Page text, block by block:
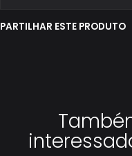
PARTILHAR ESTE PRODUTO